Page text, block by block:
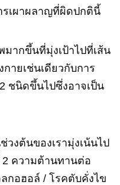
เผาผลาญที่ผิดปกตินี้
ากขึ้นที่มุ่งเป้าไปที่เส้น
ายเช่นเดียวกับการ
ชนิดขึ้นไปซึ่งอาจเป็น
งต้นของเรามุ่งเน้นไป
ความต้านทานต่อ
กอฮอล์ / โรคตับคั่งไข